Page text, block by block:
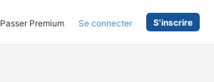
Passer Premium Se connecter S'inscrire